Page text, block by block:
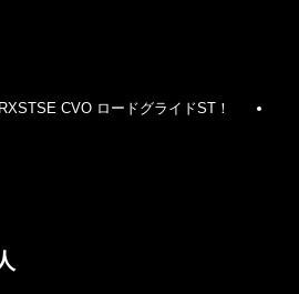
CVO ロードグライドST！